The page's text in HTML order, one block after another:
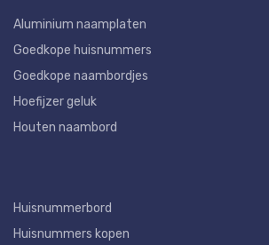
Aluminium naamplaten
Goedkope huisnummers
Goedkope naambordjes
Hoefijzer geluk
Houten naambord
Huisnummerbord
Huisnummers kopen